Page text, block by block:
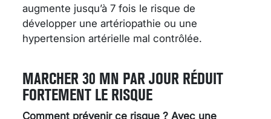
augmente jusqu’à 7 fois le risque de
développer une artériopathie ou une
hypertension artérielle mal contrôlée.
MARCHER 30 MN PAR JOUR RÉDUIT
FORTEMENT LE RISQUE
Comment prévenir ce risque ? Avec une